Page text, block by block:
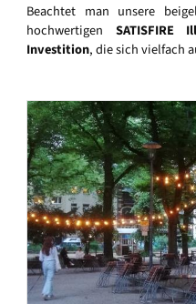
Beachtet man unsere
hochwertigen SATISFIRE
Investition, die sich vielfach